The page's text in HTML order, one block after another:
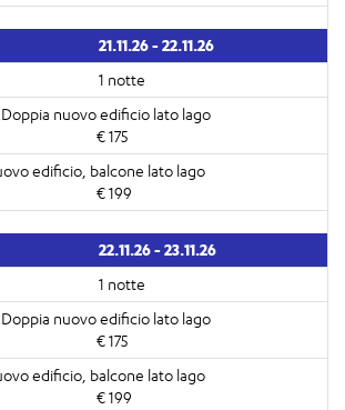
21.11.26 - 22.11.26
1 notte
€ 175
€ 199
22.11.26 - 23.11.26
1 notte
€ 175
€ 199